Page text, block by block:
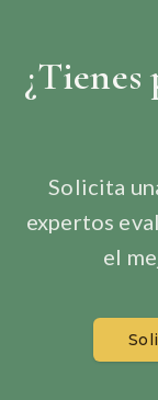
Solicita
expertos
el